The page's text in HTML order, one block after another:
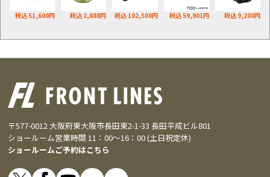
税込 51,600円 税込 2,888円 税込 102,500円 税込 59,901円 税込 9,200円
〒577-0012 大阪府東大阪市長田東2-1-33 長田平成ビル801
ショールーム営業時間 11：00～16：00 (土日祝定休)
ショールームご予約はこちら